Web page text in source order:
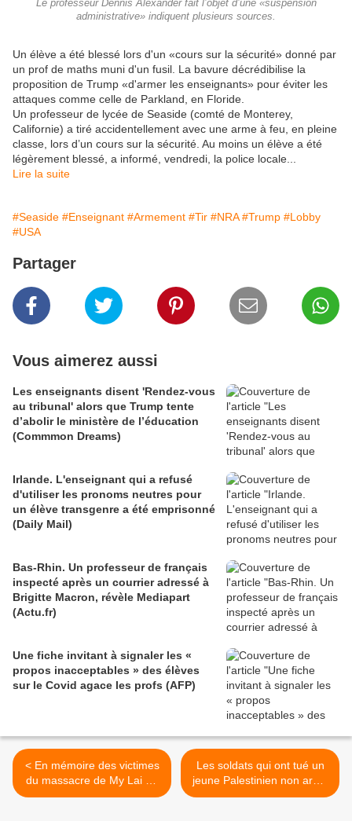
Le professeur Dennis Alexander fait l’objet d’une «suspension
administrative» indiquent plusieurs sources.
Un élève a été blessé lors d'un «cours sur la sécurité» donné par
un prof de maths muni d'un fusil. La bavure décrédibilise la
proposition de Trump «d'armer les enseignants» pour éviter les
attaques comme celle de Parkland, en Floride.
Un professeur de lycée de Seaside (comté de Monterey,
Californie) a tiré accidentellement avec une arme à feu, en pleine
classe, lors d’un cours sur la sécurité. Au moins un élève a été
légèrement blessé, a informé, vendredi, la police locale...
Lire la suite
#Seaside #Enseignant #Armement #Tir #NRA #Trump #Lobby
#USA
Partager
Vous aimerez aussi
Les enseignants disent 'Rendez-vous
au tribunal' alors que Trump tente
d’abolir le ministère de l’éducation
(Commmon Dreams)
Irlande. L'enseignant qui a refusé
d'utiliser les pronoms neutres pour
un élève transgenre a été emprisonné
(Daily Mail)
Bas-Rhin. Un professeur de français
inspecté après un courrier adressé à
Brigitte Macron, révèle Mediapart
(Actu.fr)
Une fiche invitant à signaler les «
propos inacceptables » des élèves
sur le Covid agace les profs (AFP)
< En mémoire des victimes
du massacre de My Lai au
Vietnam (Vidéo)
Les soldats qui ont tué un
jeune Palestinien non armé
pourraient être acquittés